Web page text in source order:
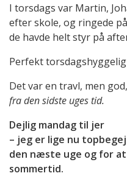
I torsdags var Martin,
efter skole, og ringede
de havde helt styr på
Perfekt
Det var en travl, men
fra den sidste uges tid.
Dejlig mandag til jer
– jeg er lige nu
den næste uge og for
sommertid.